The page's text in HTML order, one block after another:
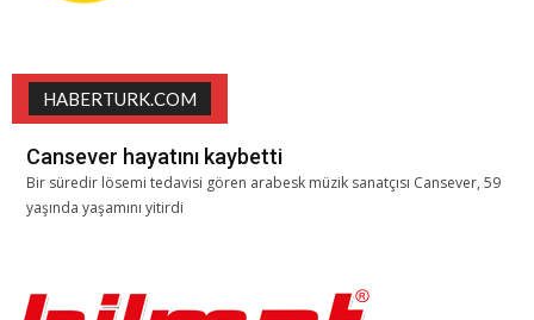
HABERTURK.COM
Cansever hayatını kaybetti
Bir süredir lösemi tedavisi gören arabesk müzik sanatçısı Cansever, 59
yaşında yaşamını yitirdi